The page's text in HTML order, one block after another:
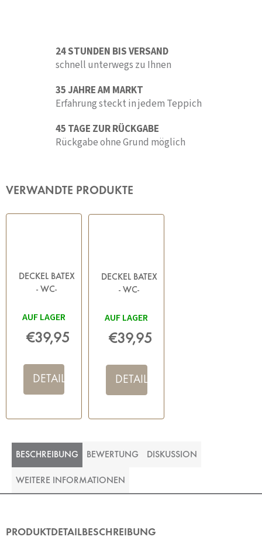
24 STUNDEN BIS VERSAND
schnell unterwegs zu Ihnen
35 JAHRE AM MARKT
Erfahrung steckt in jedem Teppich
45 TAGE ZUR RÜCKGABE
Rückgabe ohne Grund möglich
VERWANDTE PRODUKTE
DECKEL BATEX
- WC-
47X53 CM,
AUF LAGER
€39,95
DETAIL
DECKEL BATEX
- WC-
47X53 CM,
AUF LAGER
€39,95
DETAIL
BESCHREIBUNG BEWERTUNG DISKUSSION
WEITERE INFORMATIONEN
PRODUKTDETAILBESCHREIBUNG